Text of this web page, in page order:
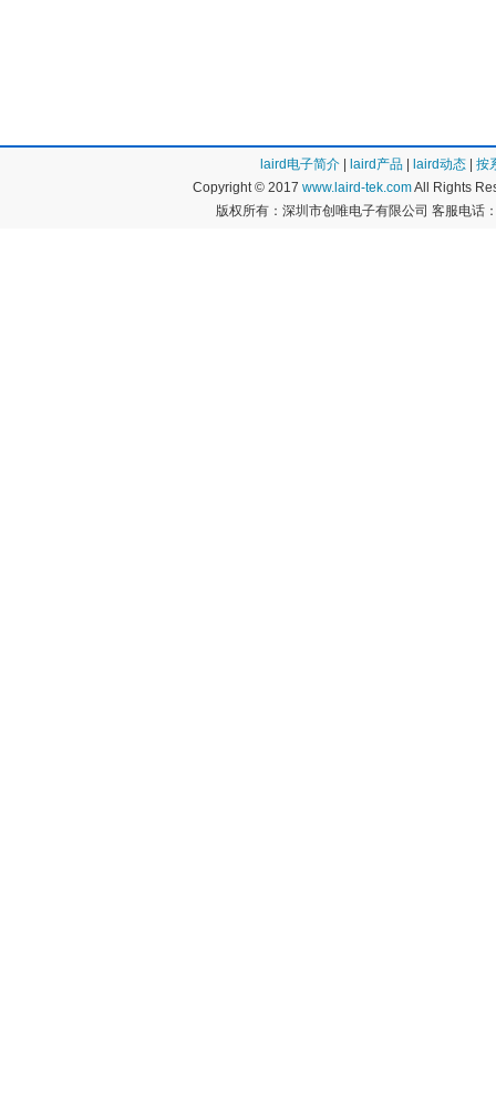
laird电子简介 laird产品 laird动态
按
Copyright © 2017 www.laird-tek.comAll Rights
版权所有：深圳市创唯电子有限公司 客服电话